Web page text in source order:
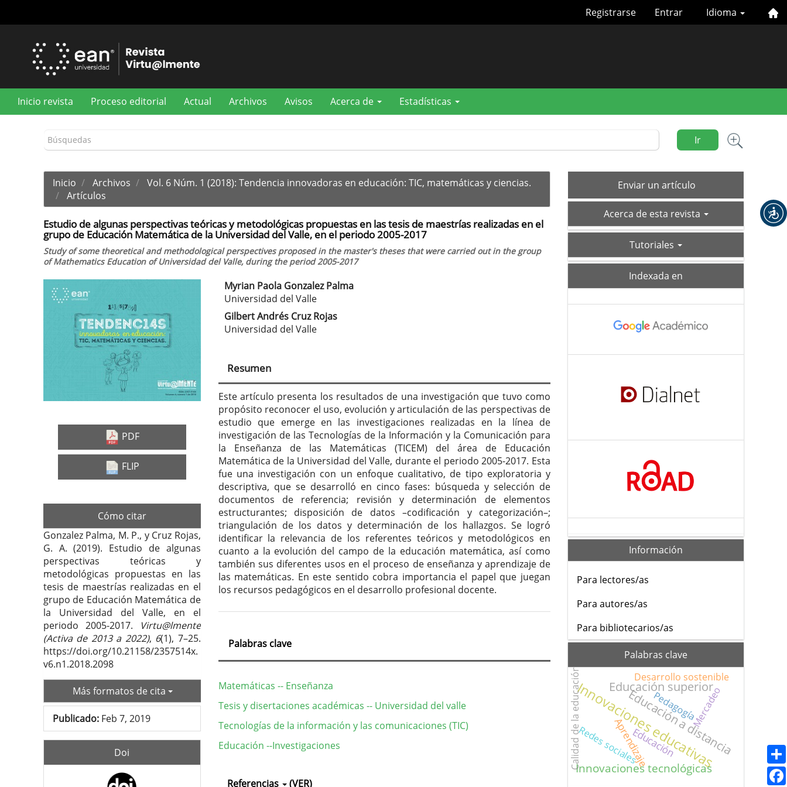
principal
Idioma
Registrarse Entrar
Inicio revista Proceso editorial Actual Archivos Avisos Acerca de Estadísticas
Ir
Inicio Archivos
Vol. 6 Núm. 1 (2018): Tendencia innovadoras en educación: TIC, matemáticas y ciencias.
Artículos
Estudio de algunas perspectivas teóricas y metodológicas propuestas en las tesis de maestrías realizadas en el
grupo de Educación Matemática de la Universidad del Valle, en el periodo 2005-2017
Study of some theoretical and methodological perspectives proposed in the master's theses that were carried out in the group
of Mathematics Education of Universidad del Valle, during the period 2005-2017
Barra
lateral
del
artículo
PDF
FLIP
Cómo citar
Gonzalez Palma, M. P., y Cruz Rojas,
G. A. (2019). Estudio de algunas
perspectivas teóricas y
metodológicas propuestas en las
tesis de maestrías realizadas en el
grupo de Educación Matemática de
la Universidad del Valle, en el
periodo 2005-2017.
Virtu@lmente
(Activa de 2013 a 2022), 6(1), 7–25.
https://doi.org/10.21158/2357514x.
v6.n1.2018.2098
Más formatos de cita
Publicado: Feb 7, 2019
Doi
Contenido
principal
del
Myrian Paola Gonzalez Palma
Universidad del Valle
Gilbert Andrés Cruz Rojas
Universidad del Valle
Resumen
Este artículo presenta los resultados de una investigación que tuvo como
propósito reconocer el uso, evolución y articulación de las perspectivas de
estudio que emerge en las investigaciones realizadas en la línea de
investigación de las Tecnologías de la Información y la Comunicación para
la Enseñanza de las Matemáticas (TICEM) del área de Educación
Matemática de la Universidad del Valle, durante el periodo 2005-2017. Esta
fue una investigación con un enfoque cualitativo, de tipo exploratoria y
descriptiva, que se desarrolló en cinco fases: búsqueda y selección de
documentos de referencia; revisión y determinación de elementos
estructurantes; disposición de datos –codificación y categorización–;
triangulación de los datos y determinación de los hallazgos. Se logró
identificar la relevancia de los referentes teóricos y metodológicos en
cuanto a la evolución del campo de la educación matemática, así como
también sus diferentes usos en el proceso de enseñanza y aprendizaje de
las matemáticas. En este sentido cobra importancia el papel que juegan
los recursos pedagógicos en el desarrollo profesional docente.
Palabras clave
Matemáticas -- Enseñanza
Tesis y disertaciones académicas -- Universidad del valle
Tecnologías de la información y las comunicaciones (TIC)
Educación --Investigaciones
Detalles
Referencias (VER)
Enviar
un
artículo
Enviar un artículo
acerca-Acerca de esta revista
Tutoriales
Indexada en
Información
Para lectores/as
Para autores/as
Para bibliotecarios/as
Palabras clave
Innovaciones educativas
Educación a distancia
Educación superior
Innovaciones tecnológicas
AprendizajeEducación
Calidad de la educación Pedagogía
Redes sociales
Mercadeo
Desarrollo sostenible